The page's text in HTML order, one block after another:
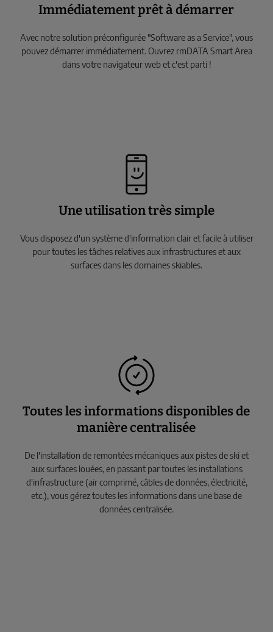
Immédiatement prêt à démarrer
Avec notre solution préconfigurée "Software as a Service", vous
pouvez démarrer immédiatement. Ouvrez rmDATA Smart Area
dans votre navigateur web et c'est parti !
Une utilisation très simple
Vous disposez d'un système d'information clair et facile à utiliser
pour toutes les tâches relatives aux infrastructures et aux
surfaces dans les domaines skiables.
Toutes les informations disponibles de
manière centralisée
De l'installation de remontées mécaniques aux pistes de ski et
aux surfaces louées, en passant par toutes les installations
d'infrastructure (air comprimé, câbles de données, électricité,
etc.), vous gérez toutes les informations dans une base de
données centralisée.